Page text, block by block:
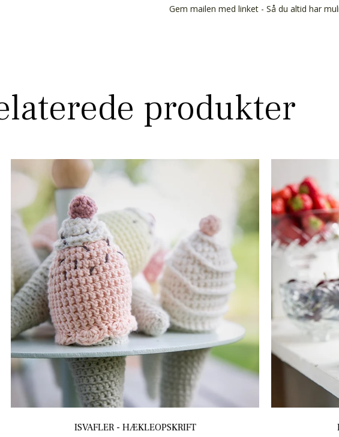
Gem mailen med linket - Så du altid har
produkter
ISVAFLER - HÆKLEOPSKRIFT